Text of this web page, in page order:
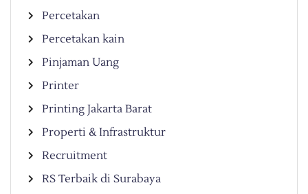
Percetakan
Percetakan kain
Pinjaman Uang
Printer
Printing Jakarta Barat
Properti & Infrastruktur
Recruitment
RS Terbaik di Surabaya